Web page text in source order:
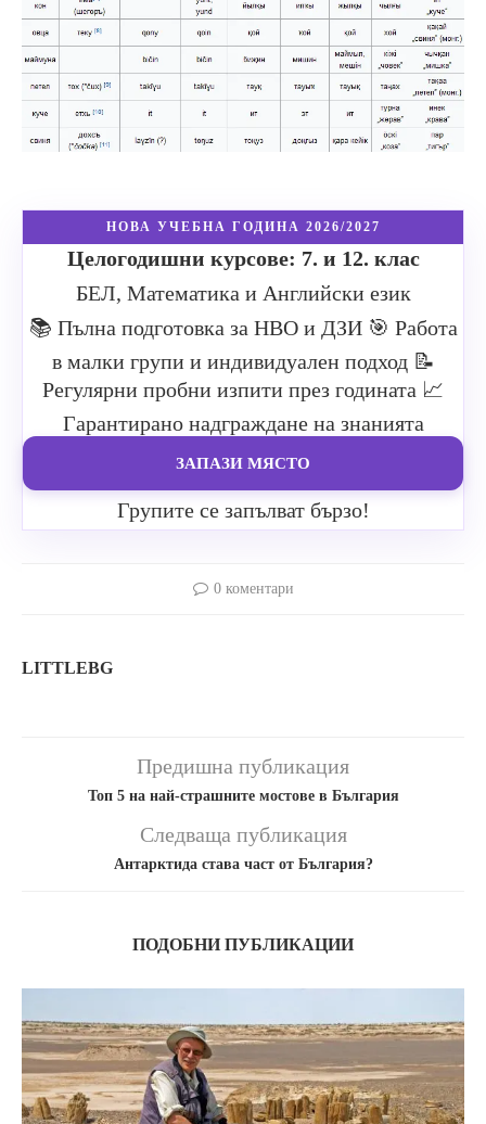
НОВА УЧЕБНА ГОДИНА 2026/2027
Целогодишни курсове: 7. и 12. клас
БЕЛ, Математика и Английски език
📚 Пълна подготовка за НВО и ДЗИ 🎯 Работа
в малки групи и индивидуален подход 📝
Регулярни пробни изпити през годината 📈
Гарантирано надграждане на знанията
ЗАПАЗИ МЯСТО
Групите се запълват бързо!
0 коментари
LITTLEBG
Предишна публикация
Топ 5 на най-страшните мостове в България
Следваща публикация
Антарктида става част от България?
ПОДОБНИ ПУБЛИКАЦИИ